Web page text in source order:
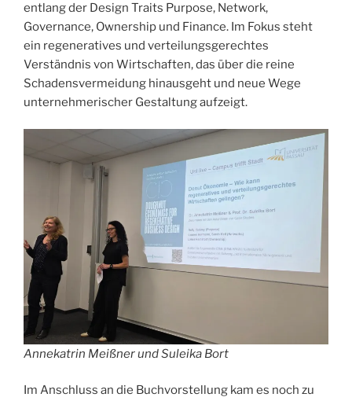
entlang der Design Traits Purpose, Network,
Governance, Ownership und Finance. Im Fokus steht
ein regeneratives und verteilungsgerechtes
Verständnis von Wirtschaften, das über die reine
Schadensvermeidung hinausgeht und neue Wege
unternehmerischer Gestaltung aufzeigt.
Annekatrin Meißner und Suleika Bort
Im Anschluss an die Buchvorstellung kam es noch zu